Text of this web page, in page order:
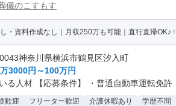
儀のこすもす
・資料作成なし｜月収250万も可能｜直行直帰OK♪
神奈川県横浜市鶴見区汐入町
3000円～100万円
る人材 【応募条件】 ・普通自動車運転免許
歓迎 フリーター歓迎 介護休暇あり 学歴不問